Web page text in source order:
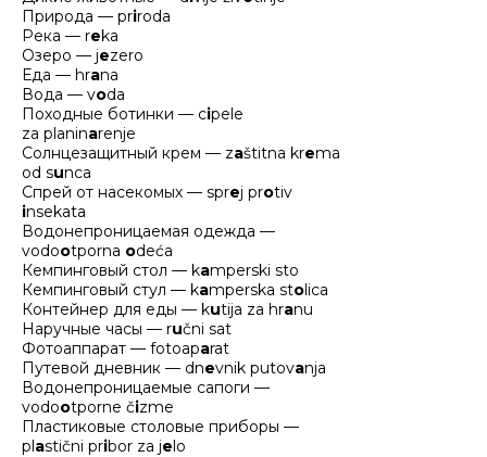
Природа — priroda
Река — reka
Озеро — jezero
Еда — hrana
Вода — voda
Походные ботинки — cipele
za planinarenje
Солнцезащитный крем — zaštitna krema
od sunca
Спрей от насекомых — sprej protiv
insekata
Водонепроницаемая одежда —
vodootporna odeća
Кемпинговый стол — kamperski sto
Кемпинговый стул — kamperska stolica
Контейнер для еды — kutija za hranu
Наручные часы — ručni sat
Фотоаппарат — fotoaparat
Путевой дневник — dnevnik putovanja
Водонепроницаемые сапоги —
vodootporne čizme
Пластиковые столовые приборы —
plastični pribor za jelo